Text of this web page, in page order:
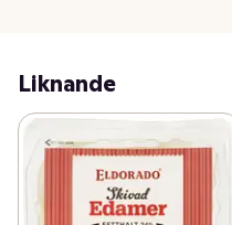
Liknande